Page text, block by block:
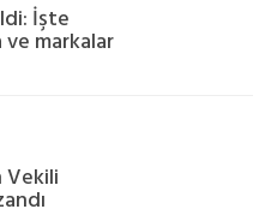
İşte
ve markalar
Vekili